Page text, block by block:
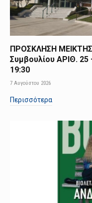
ΠΡΟΣΚΛΗΣΗ
Συμβουλίου ΑΡΙΘ. 25
19:30
7 Αυγούστου 2026
Περισσότερα